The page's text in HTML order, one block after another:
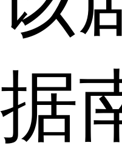
据